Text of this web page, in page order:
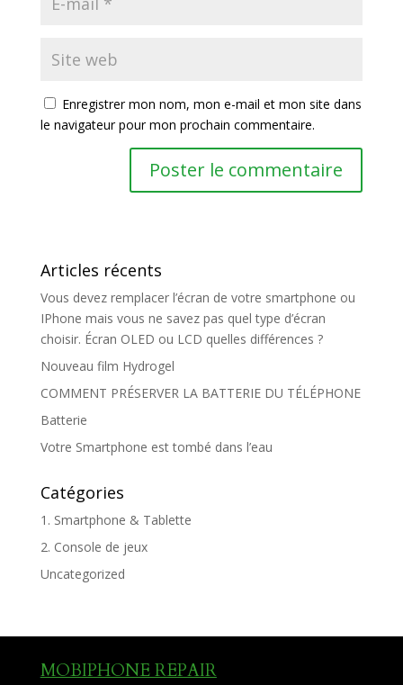
Enregistrer mon nom, mon e-mail et mon site dans
le navigateur pour mon prochain commentaire.
Articles récents
Vous devez remplacer l’écran de votre smartphone ou
IPhone mais vous ne savez pas quel type d’écran
choisir. Écran OLED ou LCD quelles différences ?
Nouveau film Hydrogel
COMMENT PRÉSERVER LA BATTERIE DU TÉLÉPHONE
Batterie
Votre Smartphone est tombé dans l’eau
Catégories
1. Smartphone & Tablette
2. Console de jeux
Uncategorized
MOBIPHONE REPAIR